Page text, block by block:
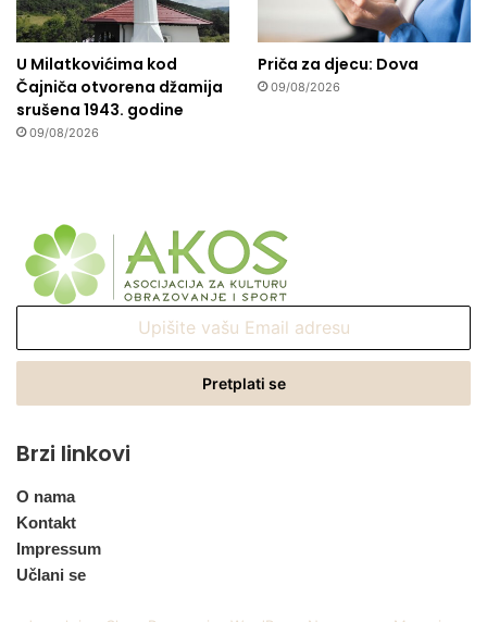
U Milatkovićima kod
Čajniča otvorena džamija
srušena 1943. godine
09/08/2026
Priča za djecu: Dova
09/08/2026
Email
Brzi linkovi
O nama
Kontakt
Impressum
Učlani se